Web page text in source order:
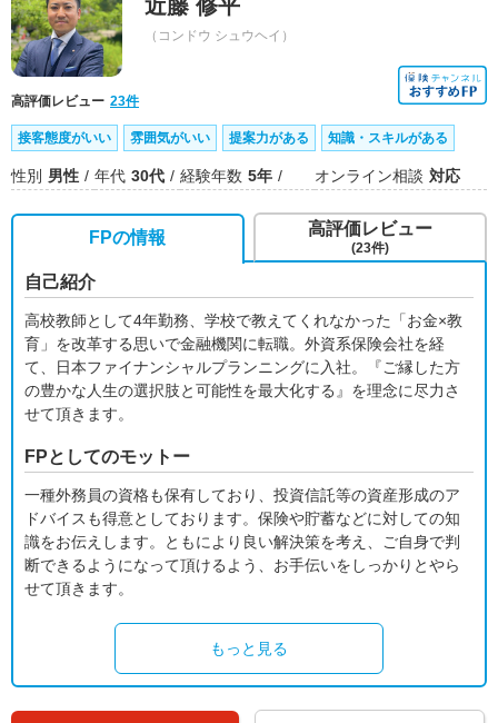
近藤 修平
（コンドウ シュウヘイ）
高評価レビュー 23件
接客態度がいい 雰囲気がいい 提案力がある 知識・スキルがある
性別 男性 年代 30代 経験年数 5年 オンライン相談 対応
FPの情報
自己紹介
高校教師として4年勤務、学校で教えてくれなかった「お金×教
育」を改革する思いで金融機関に転職。外資系保険会社を経
て、日本ファイナンシャルプランニングに入社。『ご縁した方
の豊かな人生の選択肢と可能性を最大化する』を理念に尽力さ
せて頂きます。
FPとしてのモットー
一種外務員の資格も保有しており、投資信託等の資産形成のア
ドバイスも得意としております。保険や貯蓄などに対しての知
識をお伝えします。ともにより良い解決策を考え、ご自身で判
断できるようになって頂けるよう、お手伝いをしっかりとやら
せて頂きます。
もっと見る
高評価レビュー
(23件)